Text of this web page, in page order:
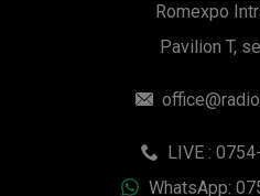
Romexpo
Pavilion T,
LIVE :
WhatsApp: